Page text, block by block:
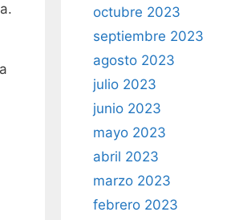
octubre 2023
septiembre 2023
agosto 2023
julio 2023
junio 2023
mayo 2023
abril 2023
marzo 2023
febrero 2023